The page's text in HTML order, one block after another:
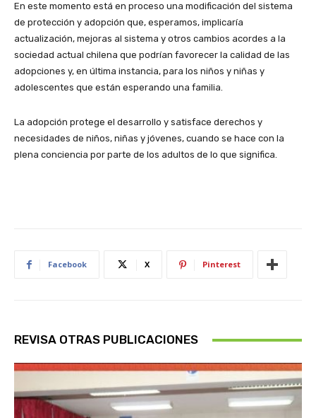
En este momento está en proceso una modificación del sistema
de protección y adopción que, esperamos, implicaría
actualización, mejoras al sistema y otros cambios acordes a la
sociedad actual chilena que podrían favorecer la calidad de las
adopciones y, en última instancia, para los niños y niñas y
adolescentes que están esperando una familia.
La adopción protege el desarrollo y satisface derechos y
necesidades de niños, niñas y jóvenes, cuando se hace con la
plena conciencia por parte de los adultos de lo que significa.
Facebook X Pinterest
REVISA OTRAS PUBLICACIONES